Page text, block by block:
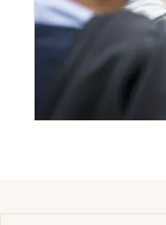
Expos
Culture et
Toutes les